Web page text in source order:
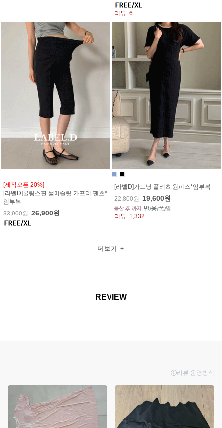
리뷰: 6
[제작오픈 20%]
[라벨D]쿨링스판 썸머슬릿 카프리 팬츠*
임부복
33,900원 26,900원
[라벨D]가드닝 플리츠 원피스*임부복
22,800원 19,600원
리뷰: 1,332
더보기 +
REVIEW